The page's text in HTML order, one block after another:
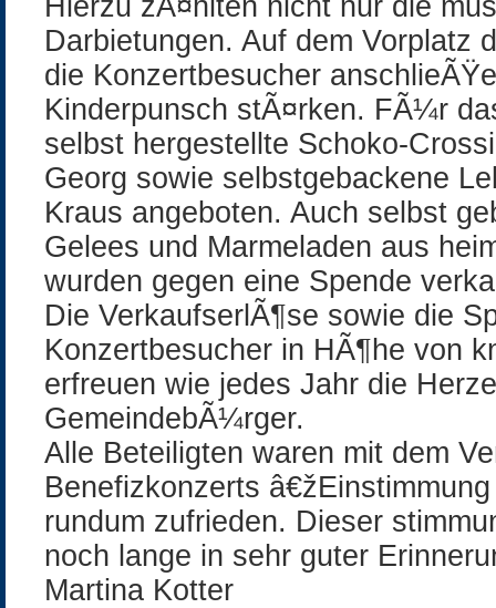
Hierzu zÃ¤hlten nicht nur die
Darbietungen. Auf dem Vorplatz
die Konzertbesucher
Kinderpunsch stÃ¤rken. FÃ¼r
selbst hergestellte Schoko-
Georg sowie selbstgebackene
Kraus angeboten. Auch selbst
Gelees und Marmeladen aus
wurden gegen eine Spende
Die VerkaufserlÃ¶se sowie die
Konzertbesucher in HÃ¶he von
erfreuen wie jedes Jahr die
GemeindebÃ¼rger.
Alle Beteiligten waren mit dem
Benefizkonzerts
rundum zufrieden. Dieser
noch lange in sehr guter
Martina Kotter